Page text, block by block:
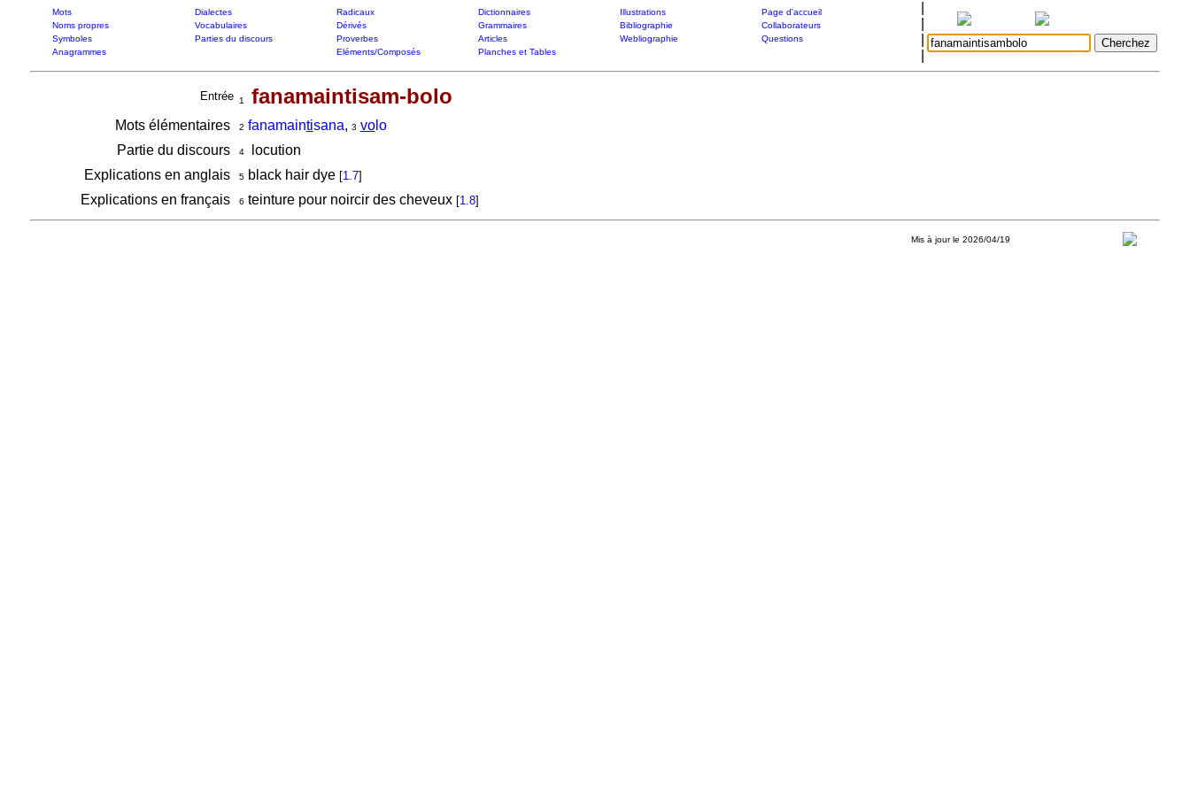
Mots Dialectes Radicaux Dictionnaires Illustrations
Page d'accueil
Noms propres
Vocabulaires Dérivés Grammaires Bibliographie
Collaborateurs
Symboles
Parties du discours Proverbes Articles Webliographie
Questions
Anagrammes
Eléments/Composés Planches et Tables
Entrée 1 fanamaintisam-bolo
Mots élémentaires 2 fanamaintisana, 3 volo
Partie du discours
4locution
Explications en anglais
5black hair dye [1.7]
Explications en français 6 teinture pour noircir des cheveux [1.8]
Mis à jour le 2026/04/19